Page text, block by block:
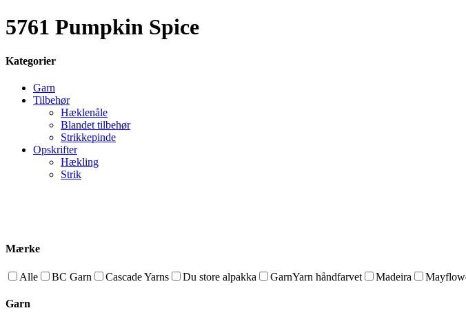
5761 Pumpkin Spice
Mærke
Alle BC Garn Cascade Yarns Du store alpakka GarnYarn håndfarvet Madeira
Garn
Kategorier
Garn
Tilbehør
Hæklenåle
Blandet tilbehør
Strikkepinde
Opskrifter
Hækling
Strik